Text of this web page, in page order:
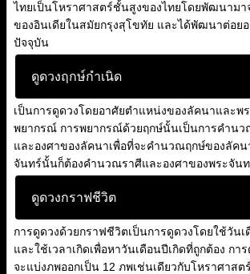
ไทยเป็นโหราศาสตร์ชั้นสูงของไทยโดยพัฒนามา
ของอินเดียในสมัยกรุงสุโขทัย และได้พัฒนาต่อย
ปัจจุบัน
ดูดวงฤกษ์กำเนิด
เป็นการดูดวงโดยอาศัยตำแหน่งของลัคนาและพ
พยากรณ์ การพยากรณ์ด้วยฤกษ์นั้นเป็นการคำน
และองศาของลัคนาเพื่อที่จะคำนวณฤกษ์ของลัค
จันทร์นั้นก็ต้องคำนวณราศีและองศาของพระจันท
ดูดวงกราฟชีวิต
การดูดวงด้วยกราฟชีวิตเป็นการดูดวงโดยใช้วัน
และใช้เวลาเกิดเพื่อหาวันเดือนปีเกิดที่ถูกต้อง กา
จะแบ่งภพออกเป็น 12 ภพเช่นเดียวกับโหราศาส